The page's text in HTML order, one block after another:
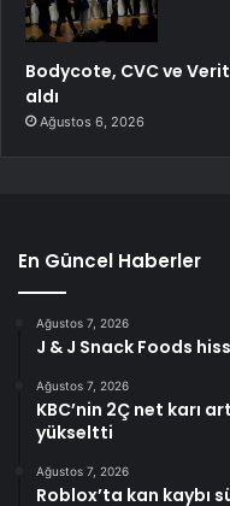
Bodycote, CVC ve
aldı
Ağustos 6, 2026
En Güncel Haberler
Ağustos 7, 2026
J & J Snack Foods
Ağustos 7, 2026
KBC’nin 2Ç net karı
yükseltti
Ağustos 7, 2026
Roblox’ta kan kaybı